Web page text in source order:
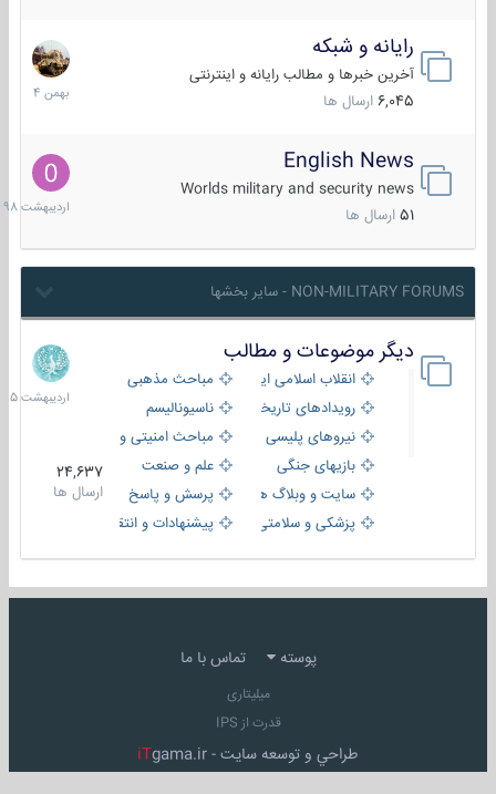
رایانه و شبکه
آخرین خبرها و مطالب رایانه و اینترنتی
6,045 ارسال ها
30
بهمن
1404
English News
Worlds military and security news
51 ارسال ها
10
1398
NON-MILITARY FORUMS - سایر بخشها
دیگر موضوعات و مطالب
انقلاب اسلامی ایران
مباحث مذهبی
رویدادهای تاریخی و مذهبیناسیونالیسم
نیروهای پلیسی
مباحث امنیتی و اطلاعاتی
بازیهای جنگی
علم و صنعت
سایت و وبلاگ ها
پرسش و پاسخ
پزشکی و سلامتی
پیشنهادات و انتقادات
24,637
ارسال ها
8
1405
پوسته تماس با ما
میلیتاری
قدرت از IPS
طراحي و توسعه سايت - iTgama.ir